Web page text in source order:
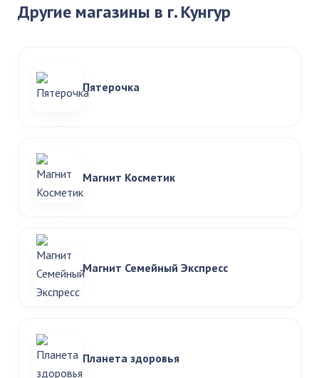
Другие магазины в г. Кунгур
Пятерочка
Магнит Косметик
Магнит Семейный Экспресс
Планета здоровья